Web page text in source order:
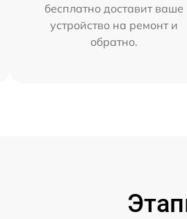
бесплатно доставит ваше
устройство на ремонт и
обратно.